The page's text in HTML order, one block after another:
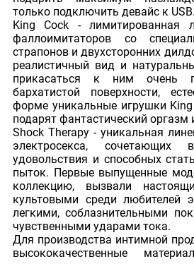
только подключить девайс к USB.
King Cock - лимитированная
фаллоимитаторов со
страпонов и двухсторонних
реалистичный вид и
прикасаться к ним очень
бархатистой поверхности,
форме уникальные игрушки King
подарят фантастический
Shock Therapy - уникальная
электросекса,
удовольствия и способных
пыток. Первые выпущенные
коллекцию, вызвали
культовыми среди любителей
легкими, соблазнительными
чувственными ударами тока.
Для производства интимной
высококачественные